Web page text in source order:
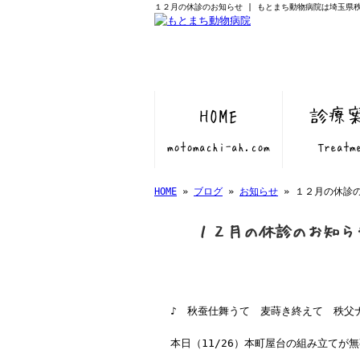
１２月の休診のお知らせ | もとまち動物病院は埼玉県秩
HOME
motomachi-ah.com
診療
HOME » ブログ » お知らせ » １２月の休診
１２月の休診のお知ら
♪ 秋蚕仕舞うて 麦蒔き終えて 秩父
本日（11/26）本町屋台の組み立てが無